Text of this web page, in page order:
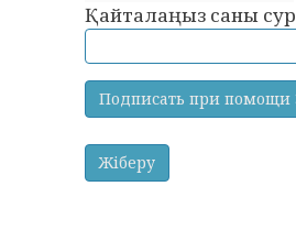
Қайталаңыз саны